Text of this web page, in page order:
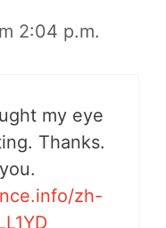
2:04 p.m.
my eye
Thanks.
zh-